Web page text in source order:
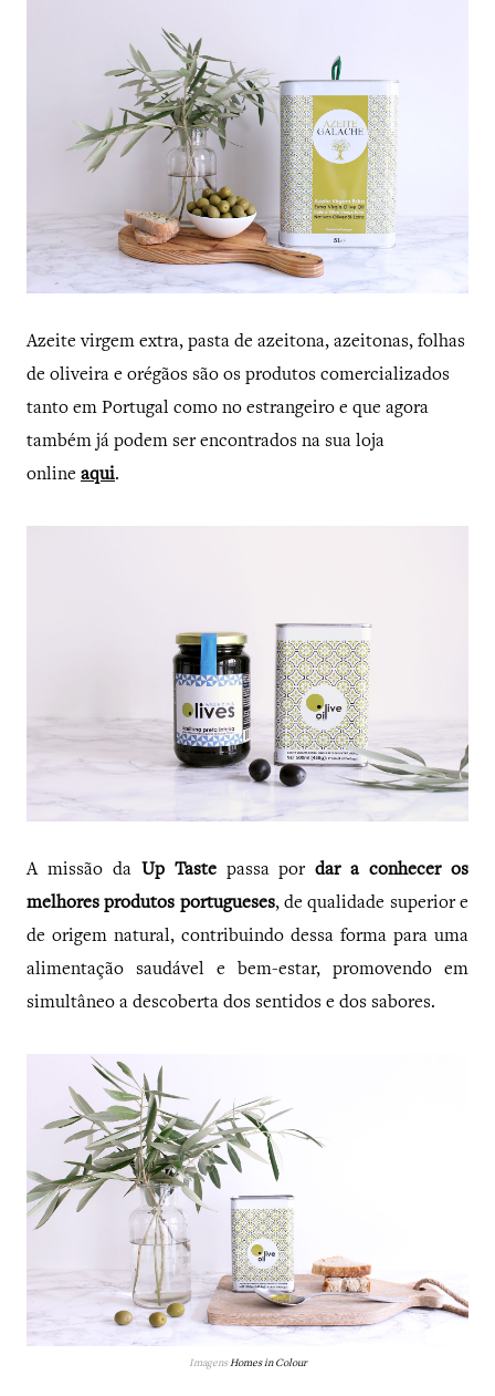
Azeite virgem extra, pasta de azeitona, azeitonas, folhas
de oliveira e orégãos são os produtos comercializados
tanto em Portugal como no estrangeiro e que agora
também já podem ser encontrados na sua loja
online aqui.
A missão da Up Taste passa pordar a conhecer os
melhores produtos portugueses, de qualidade superior e
de origem natural, contribuindo dessa forma para uma
alimentação saudável e bem-estar, promovendo em
simultâneo a descoberta dos sentidos e dos sabores.
ImagensHomes in Colour